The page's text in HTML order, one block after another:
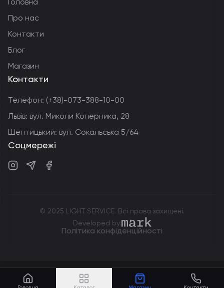
Про нас
Контакти
Блог
Магазин
Контакти
Телефон: (+38)-073-388-10-00
Львів: вул. Миколи Коперника, 28
Шептицький: вул. Сокальська 5/64
Соцмережі
© 2025 LIGHT SERVICE. Всі права захищені.
Developed by:markdev.agency
Політика конфіденційності